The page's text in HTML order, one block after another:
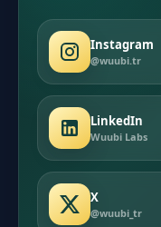
Instagram
@wuubi.tr
LinkedIn
Wuubi Labs
X
@wuubi_tr